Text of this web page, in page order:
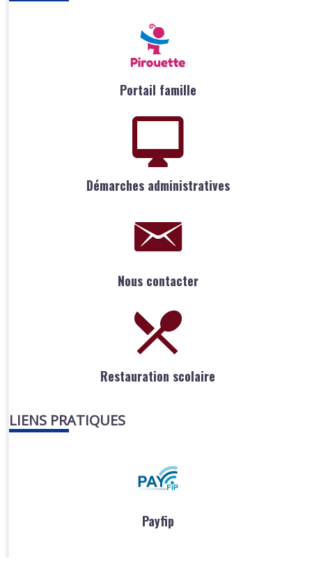
Portail famille
Démarches administratives
Nous contacter
Restauration scolaire
LIENS PRATIQUES
Payfip